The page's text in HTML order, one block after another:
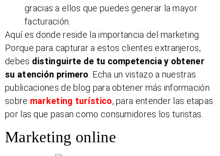
gracias a ellos que puedes generar la mayor
facturación.
Aquí es donde reside la importancia del marketing.
Porque para capturar a estos clientes extranjeros,
debes distinguirte de tu competencia y obtener
su atención primero . Echa un vistazo a nuestras
publicaciones de blog para obtener más información
sobre marketing turístico, para entender las etapas
por las que pasan como consumidores los turistas.
Marketing online